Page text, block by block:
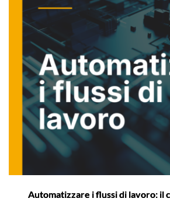
Automatizzare i flussi di lavoro: il